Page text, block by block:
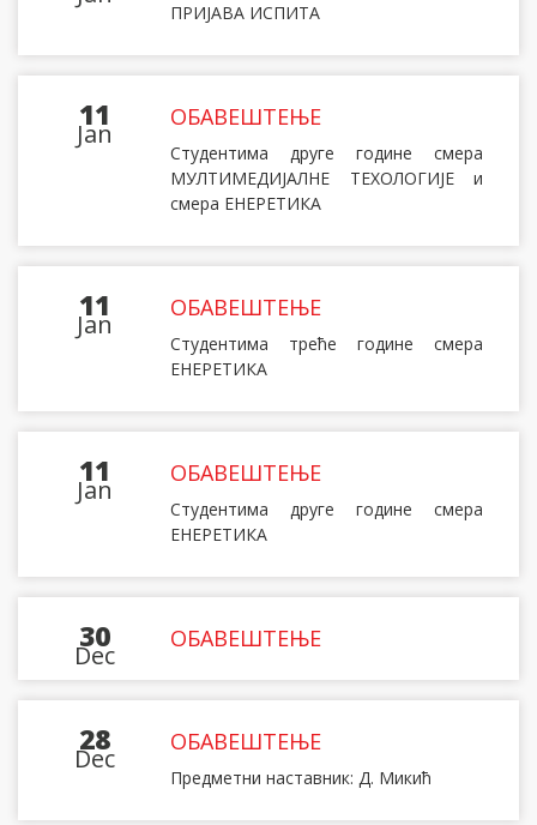
ПРИЈАВА ИСПИТА
11
Jan
ОБАВЕШТЕЊЕ
Студентима друге године смера
МУЛТИМЕДИЈАЛНЕ ТЕХОЛОГИЈЕ и
смера ЕНЕРЕТИКА
11
Jan
ОБАВЕШТЕЊЕ
Студентима треће године смера
ЕНЕРЕТИКА
11
Jan
ОБАВЕШТЕЊЕ
Студентима друге године смера
ЕНЕРЕТИКА
30
Dec
ОБАВЕШТЕЊЕ
28
Dec
ОБАВЕШТЕЊЕ
Предметни наставник: Д. Микић